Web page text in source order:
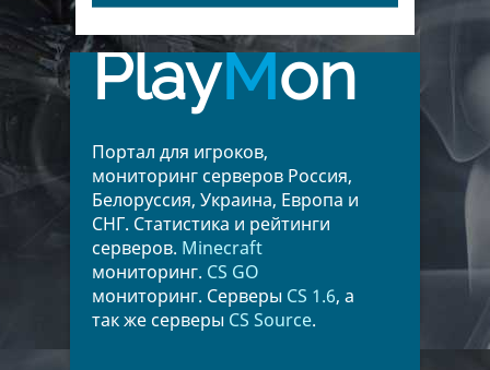
PlayMon
Портал для игроков,
мониторинг серверов Россия,
Белоруссия, Украина, Европа и
СНГ. Статистика и рейтинги
серверов. Minecraft
мониторинг. CS GO
мониторинг. Серверы CS 1.6, а
так же серверы CS Source.